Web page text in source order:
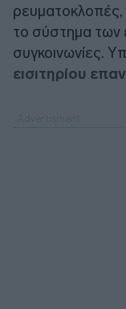
ρευματοκλοπές,
το σύστημα των
συγκοινωνίες.
εισιτηρίου